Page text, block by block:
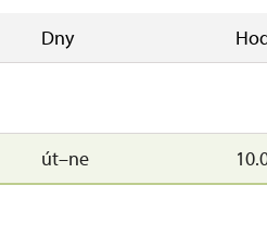
Dny
út–ne